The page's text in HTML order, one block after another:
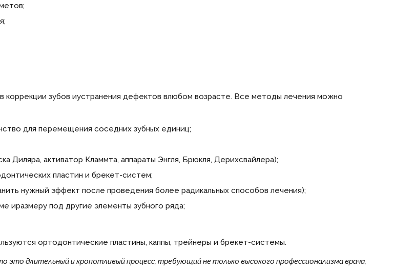
зубов иустранения дефектов влюбом возрасте. Все методы лечения можно
для перемещения соседних зубных единиц;
Диляра, активатор Кламмта, аппараты Энгля, Брюкля, Дерихсвайлера);
пластин и брекет-систем;
нужный эффект после проведения более радикальных способов лечения);
иразмеру под другие элементы зубного ряда;
ортодонтические пластины, каппы, трейнеры и брекет-системы.
это длительный и кропотливый процесс, требующий не только высокого профессионализма врача,